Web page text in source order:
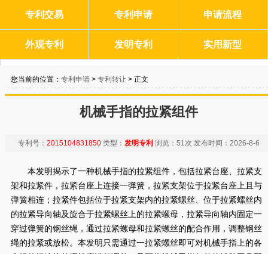
专利交易 专利申请 申请流程
外观专利 发明专利 实用新型
您当前的位置： 专利申请 > 专利转让 > 正文
机械手指的拉紧组件
专利号： 2015104831850 类型： 发明专利 浏览： 51次 发布时间： 2026-8-6
本发明揭示了一种机械手指的拉紧组件，包括拉紧台座、拉紧支
架和拉紧件，拉紧台座上连接一弹簧，拉紧支架位于拉紧台座上且与
弹簧相连；拉紧件包括位于拉紧支架内的拉紧螺丝、位于拉紧螺丝内
的拉紧导向轴及旋合于拉紧螺丝上的拉紧螺母，拉紧导向轴内固定一
穿过弹簧的钢丝绳，通过拉紧螺母和拉紧螺丝的配合作用，调整钢丝
绳的拉紧或放松。本发明只需通过一拉紧螺丝即可对机械手指上的各